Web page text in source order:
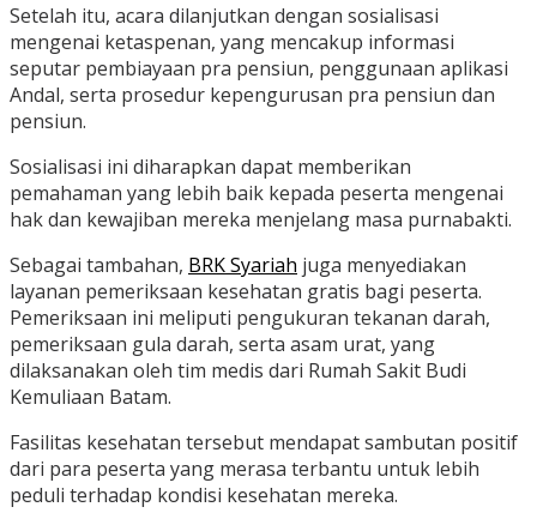
Setelah itu, acara dilanjutkan dengan sosialisasi
mengenai ketaspenan, yang mencakup informasi
seputar pembiayaan pra pensiun, penggunaan aplikasi
Andal, serta prosedur kepengurusan pra pensiun dan
pensiun.
Sosialisasi ini diharapkan dapat memberikan
pemahaman yang lebih baik kepada peserta mengenai
hak dan kewajiban mereka menjelang masa purnabakti.
Sebagai tambahan, BRK Syariah juga menyediakan
layanan pemeriksaan kesehatan gratis bagi peserta.
Pemeriksaan ini meliputi pengukuran tekanan darah,
pemeriksaan gula darah, serta asam urat, yang
dilaksanakan oleh tim medis dari Rumah Sakit Budi
Kemuliaan Batam.
Fasilitas kesehatan tersebut mendapat sambutan positif
dari para peserta yang merasa terbantu untuk lebih
peduli terhadap kondisi kesehatan mereka.